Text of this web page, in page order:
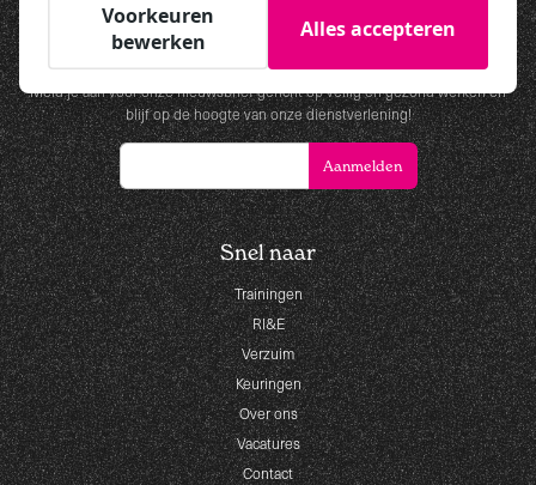
Meld je aan voor onze nieuwsbrief gericht op veilig en gezond werken en
blijf op de hoogte van onze dienstverlening!
Snel naar
Trainingen
RI&E
Verzuim
Keuringen
Over ons
Vacatures
Contact
Voorkeuren
bewerken
Alles accepteren